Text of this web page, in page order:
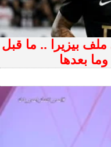
بيزيرا .. ما قبل
بعدها